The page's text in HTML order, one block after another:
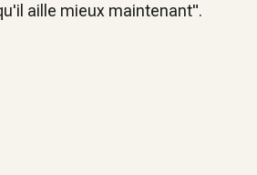
aille mieux maintenant".